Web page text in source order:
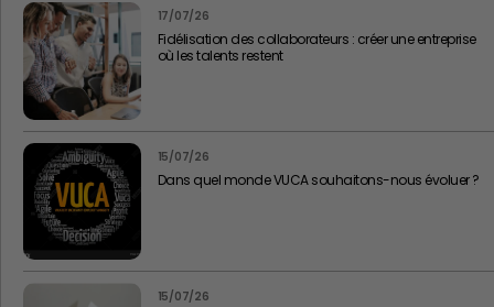
17/07/26
Fidélisation des collaborateurs : créer une entreprise
où les talents restent
15/07/26
Dans quel monde VUCA souhaitons-nous évoluer ?
15/07/26